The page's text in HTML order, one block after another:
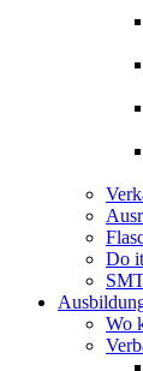
Do
Wo